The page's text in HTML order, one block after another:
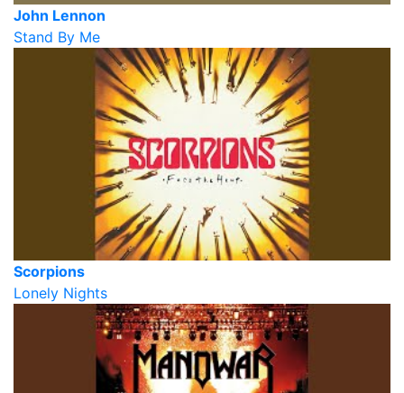
John Lennon
Stand By Me
Scorpions
Lonely Nights